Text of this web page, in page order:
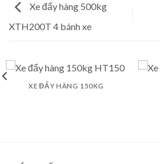
Xe đẩy hàng 500kg
XTH200T 4 bánh xe
XE ĐẨY HÀNG 150KG